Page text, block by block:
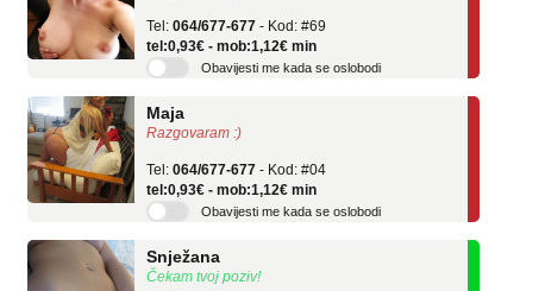
tel:0,93€ - mob:1,12€ min
Obavijesti me kada se oslobodi
Razgovaram :)
tel:0,93€ - mob:1,12€ min
Obavijesti me kada se oslobodi
Čekam tvoj poziv!